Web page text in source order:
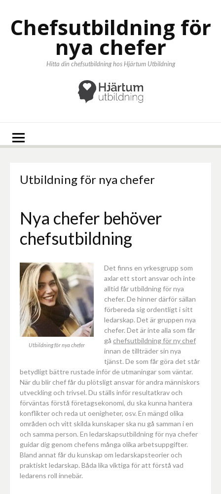
innehåll
Chefsutbildning för
nya chefer
Hitta din chefsutbildning hos Hjärtum Utbildning
Utbildning för nya chefer
Nya chefer behöver
chefsutbildning
Utbildning för nya chefer
Det finns en yrkesgrupp som
axlar ett stort ansvar och inte
alltid får utbildning för nya
chefer. De hinner därför sällan
förbereda sig ordentligt i sitt
ledarskap. Det är gruppen nya
chefer. Det är inte alla som får
gå chefsutbildning för ny chef
innan de tillträder sin nya
tjänst. De som får göra det står
betydligt bättre rustade inför de utmaningar som väntar.
När du blir chef får du plötsligt ansvar för andra människors
utveckling och trivsel. Du ställs inför resultatkrav och
förväntas förstå företagsekonomi, du ska kunna hantera
konflikter och reda ut oenigheter, osv. En mängd olika
områden och vitt skilda kunskaper ska nu gå samman i en
och samma person. En ledarskapsutbildning för nya chefer
guidar dig genom chefens många olika arbetsuppgifter.
Bland annat får du kunskap om ledarskapsteorier och
praktiskt ledarskap. Båda lika viktiga för att förstå vad
ledarens roll innebär.